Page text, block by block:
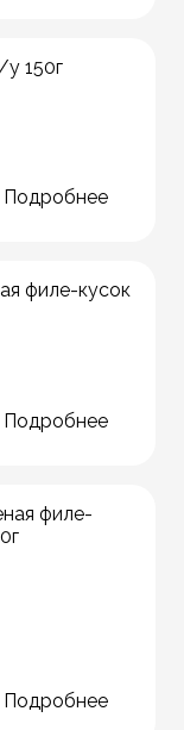
150г
Подробнее
филе-кусок
Подробнее
филе-
Подробнее